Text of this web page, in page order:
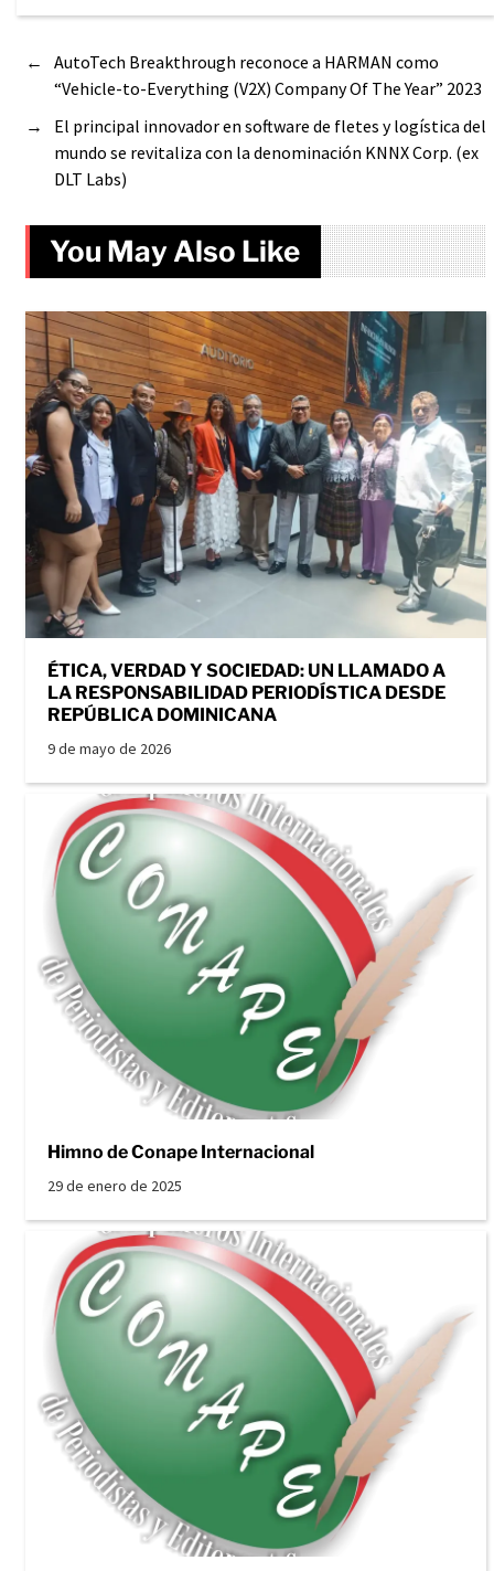
←
AutoTech Breakthrough reconoce a HARMAN como
“Vehicle-to-Everything (V2X) Company Of The Year” 2023
→
El principal innovador en software de fletes y logística del
mundo se revitaliza con la denominación KNNX Corp. (ex
DLT Labs)
You May Also Like
ÉTICA, VERDAD Y SOCIEDAD: UN LLAMADO A
LA RESPONSABILIDAD PERIODÍSTICA DESDE
REPÚBLICA DOMINICANA
9 de mayo de 2026
Himno de Conape Internacional
29 de enero de 2025